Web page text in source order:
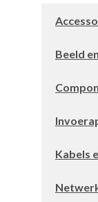
Beeld
Kabels